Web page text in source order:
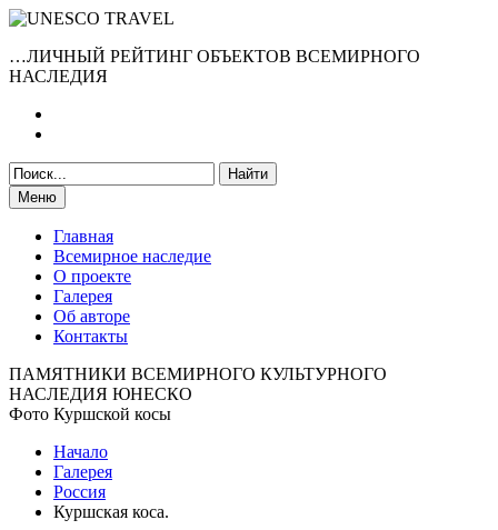
…ЛИЧНЫЙ РЕЙТИНГ ОБЪЕКТОВ ВСЕМИРНОГО
НАСЛЕДИЯ
Меню
Главная
Всемирное наследие
О проекте
Галерея
Об авторе
Контакты
ПАМЯТНИКИ ВСЕМИРНОГО КУЛЬТУРНОГО
НАСЛЕДИЯ ЮНЕСКО
Фото Куршской косы
Начало
Галерея
Россия
Куршская коса.